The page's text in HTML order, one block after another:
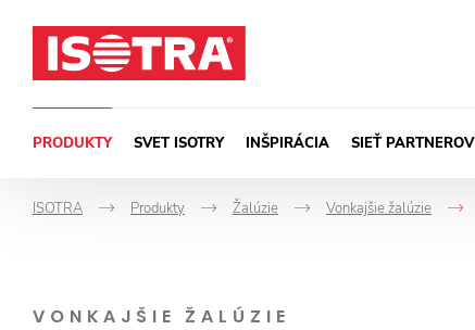
PRODUKTY SVET ISOTRY INŠPIRÁCIA SIEŤ PARTNEROV
ISOTRA
->
Produkty
->
Žalúzie
->
Vonkajšie žalúzie
VONKAJŠIE ŽALÚZIE